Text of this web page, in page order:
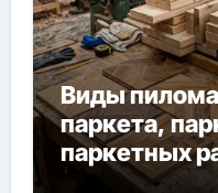
Виды
паркета,
паркетных